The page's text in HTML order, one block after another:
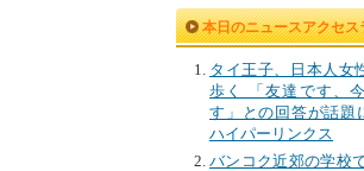
本日のニュースアクセス
タイ王子、日本人女
歩く 「友達です、
す」との回答が話題
ハイパーリンクス
バンコク近郊の学校